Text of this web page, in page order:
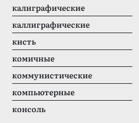
калиграфические
каллиграфические
кисть
комичные
коммунистические
компьютерные
консоль